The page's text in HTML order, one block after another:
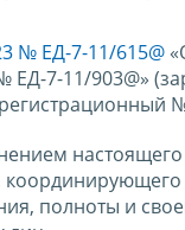
№ ЕД-7-11/615@
ЕД-7-11/903@»
полноты и